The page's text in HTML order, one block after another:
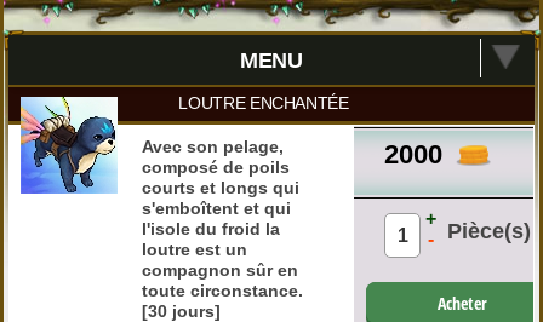
MENU
LOUTRE ENCHANTÉE
2000
Pièce(s)
+
-
Acheter
Avec son pelage,
composé de poils
courts et longs qui
s'emboîtent et qui
l'isole du froid la
loutre est un
compagnon sûr en
toute circonstance.
[30 jours]